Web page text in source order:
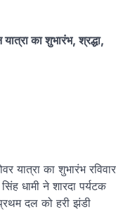
का शुभारंभ, श्रद्धा,
यात्रा का शुभारंभ रविवार
धामी ने शारदा पर्यटक
दल को हरी झंडी